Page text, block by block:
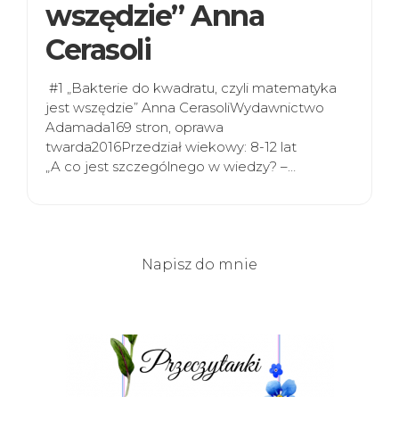
wszędzie” Anna
Cerasoli
#1 „Bakterie do kwadratu, czyli matematyka
jest wszędzie” Anna CerasoliWydawnictwo
Adamada169 stron, oprawa
twarda2016Przedział wiekowy: 8-12 lat
„A co jest szczególnego w wiedzy? –…
Napisz do mnie